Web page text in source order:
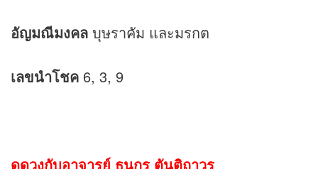
อัญมณีมงคล บุษราคัม และมรกต
เลขนำโชค 6, 3, 9
ดูดวงกับอาจารย์ ธนกร ตันติถาวร